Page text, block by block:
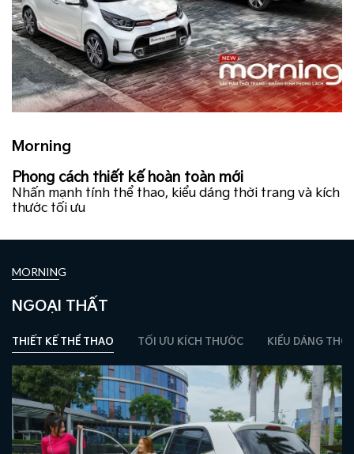
Morning
Phong cách thiết kế hoàn toàn mới
Nhấn mạnh tính thể thao, kiểu dáng thời trang và kích
thước tối ưu
MORNING
NGOẠI THẤT
THIẾT KẾ THỂ THAO TỐI ƯU KÍCH THƯỚC KIỂU DÁNG